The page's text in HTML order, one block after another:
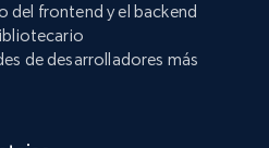
del frontend y el backend
de desarrolladores más